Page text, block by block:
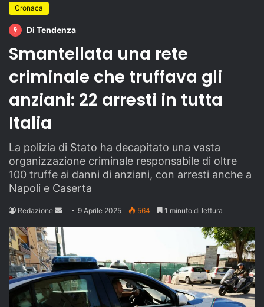
Cronaca
Di Tendenza
Smantellata una rete
criminale che truffava gli
anziani: 22 arresti in tutta
Italia
La polizia di Stato ha decapitato una vasta
organizzazione criminale responsabile di oltre
100 truffe ai danni di anziani, con arresti anche a
Napoli e Caserta
Redazione
Send
email
9 Aprile 2025 564 1 minuto di lettura